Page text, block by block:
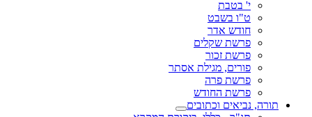
י' בטבת
ט"ו בשבט
חודש אדר
פרשת שקלים
פרשת זכור
פורים, מגילת אסתר
פרשת פרה
פרשת החודש
תורה, נביאים וכתובים